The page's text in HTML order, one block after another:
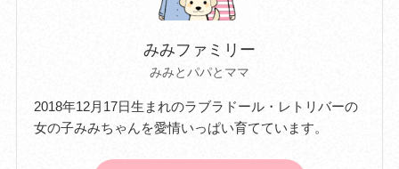
みみファミリー
みみとパパとママ
2018年12月17日生まれのラブラドール・レトリバーの
女の子みみちゃんを愛情いっぱい育てています。